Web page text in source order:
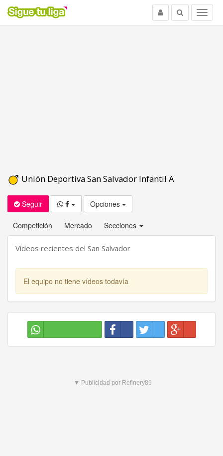
Menu
Buscar
Usuario
Unión Deportiva San Salvador Infantil A
Seguir Opciones
Competición Mercado Secciones
Vídeos recientes del San Salvador
El equipo no tiene vídeos todavía
▼ Publicidad por Refinery89